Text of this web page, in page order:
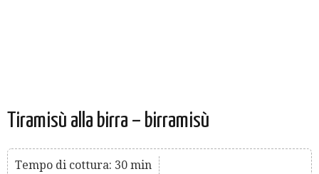
Tiramisù alla birra – birramisù
Tempo di cottura: 30 min